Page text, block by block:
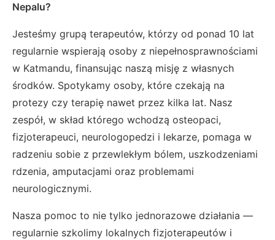
Nepalu?
Jesteśmy grupą terapeutów, którzy od ponad 10 lat
regularnie wspierają osoby z niepełnosprawnościami
w Katmandu, finansując naszą misję z własnych
środków. Spotykamy osoby, które czekają na
protezy czy terapię nawet przez kilka lat. Nasz
zespół, w skład którego wchodzą osteopaci,
fizjoterapeuci, neurologopedzi i lekarze, pomaga w
radzeniu sobie z przewlekłym bólem, uszkodzeniami
rdzenia, amputacjami oraz problemami
neurologicznymi.
Nasza pomoc to nie tylko jednorazowe działania —
regularnie szkolimy lokalnych fizjoterapeutów i